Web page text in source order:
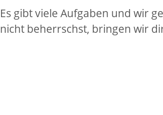
Es gibt viele Aufgaben und wir
nicht beherrschst, bringen wir